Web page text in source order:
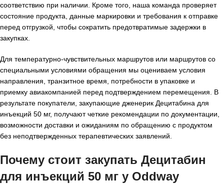
соответствию при наличии. Кроме того, наша команда проверяет
состояние продукта, данные маркировки и требования к отправке
перед отгрузкой, чтобы сократить предотвратимые задержки в
закупках.
Для температурно-чувствительных маршрутов или маршрутов со
специальными условиями обращения мы оцениваем условия
направления, транзитное время, потребности в упаковке и
приемку авиакомпанией перед подтверждением перемещения. В
результате покупатели, закупающие дженерик Децитабина для
инъекций 50 мг, получают четкие рекомендации по документации,
возможности доставки и ожиданиям по обращению с продуктом
без неподтвержденных терапевтических заявлений.
Почему стоит закупать Децитабин
для инъекций 50 мг у Oddway